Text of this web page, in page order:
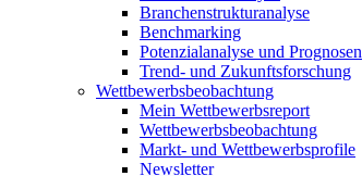
Branchenstrukturanalyse
Benchmarking
Potenzialanalyse und Prognosen
Trend- und Zukunftsforschung
Wettbewerbs­beobachtung
Mein Wettbewerbsreport
Wettbewerbsbeobachtung
Markt- und Wettbewerbsprofile
Newsletter